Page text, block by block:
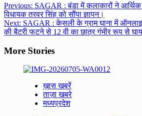
Post
navigation
Previous: SAGAR : बंडा में कलाकारों ने
विधायक तरवर सिंह को सौंपा ज्ञापन।
Next: SAGAR : केसली के ग्राम घाना में
की बैटरी फटने से 12 वी का छात्र गंभीर रूप से
More Stories
ख़ास खबरें
ताज़ा खबरे
मध्यप्रदेश